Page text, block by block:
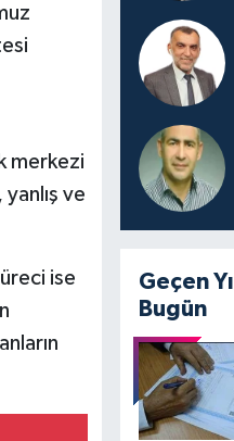
merkezi
ve
ise
Geçen Yıl
Bugün